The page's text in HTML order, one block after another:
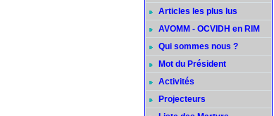
Articles les plus lus
AVOMM - OCVIDH en RIM
Qui sommes nous ?
Mot du Président
Activités
Projecteurs